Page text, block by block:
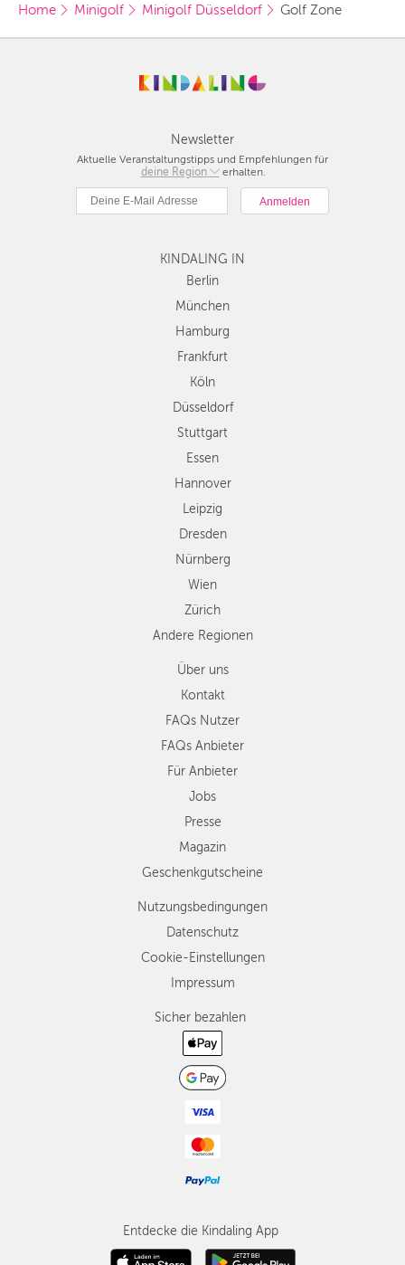
Home Minigolf Minigolf Düsseldorf Golf Zone
Newsletter
Aktuelle Veranstaltungstipps und Empfehlungen für
deine Region
Berlin
München
Hamburg
Köln
Düsseldorf
Stuttgart
Essen
Dresden
Nürnberg
Wien
Zürich
Andere
Regionen
erhalten.
KINDALING IN
Berlin
München
Hamburg
Frankfurt
Köln
Düsseldorf
Stuttgart
Essen
Hannover
Leipzig
Dresden
Nürnberg
Wien
Zürich
Andere Regionen
Über uns
Kontakt
FAQs Nutzer
FAQs Anbieter
Für Anbieter
Jobs
Presse
Magazin
Geschenkgutscheine
Nutzungsbedingungen
Datenschutz
Cookie-Einstellungen
Impressum
Sicher bezahlen
Entdecke die Kindaling App